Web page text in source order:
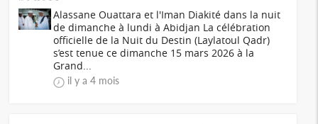
Alassane Ouattara et l'Iman Diakité dans la nuit
de dimanche à lundi à Abidjan La célébration
officielle de la Nuit du Destin (Laylatoul Qadr)
s’est tenue ce dimanche 15 mars 2026 à la
Grand...
il y a 4 mois